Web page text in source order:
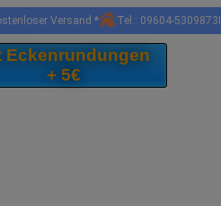
Versand * Tel.: 09604-5309873
Eckenrundungen
+ 5€